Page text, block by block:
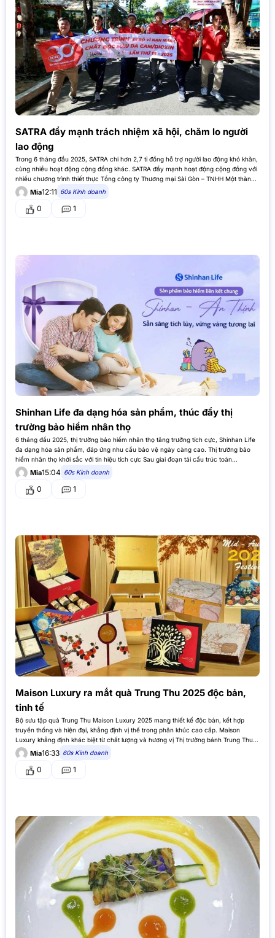
SATRA đẩy mạnh trách nhiệm xã hội, chăm lo người
lao động
Trong 6 tháng đầu 2025, SATRA chi hơn 2,7 tỉ đồng hỗ trợ người lao động khó khăn,
cùng nhiều hoạt động cộng đồng khác. SATRA đẩy mạnh hoạt động cộng đồng với
nhiều chương trình thiết thực Tổng công ty Thương mại Sài Gòn – TNHH Một thành
viên…Mia12:11 60s Kinh doanh
0 1
Shinhan Life đa dạng hóa sản phẩm, thúc đẩy thị
trường bảo hiểm nhân thọ
6 tháng đầu 2025, thị trường bảo hiểm nhân thọ tăng trưởng tích cực, Shinhan Life
đa dạng hóa sản phẩm, đáp ứng nhu cầu bảo vệ ngày càng cao. Thị trường bảo
hiểm nhân thọ khởi sắc với tín hiệu tích cực Sau giai đoạn tái cấu trúc toàn…
Mia15:04 60s Kinh doanh
0 1
Maison Luxury ra mắt quà Trung Thu 2025 độc bản,
tinh tế
Bộ sưu tập quà Trung Thu Maison Luxury 2025 mang thiết kế độc bản, kết hợp
truyền thống và hiện đại, khẳng định vị thế trong phân khúc cao cấp. Maison
Luxury khẳng định khác biệt từ chất lượng và hương vị Thị trường bánh Trung Thu
ngày càng cạnh…
Mia16:33 60s Kinh doanh
0 1